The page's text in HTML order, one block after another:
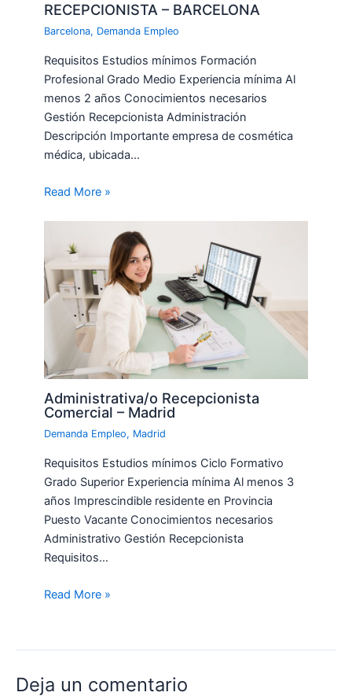
RECEPCIONISTA – BARCELONA
Barcelona, Demanda Empleo
Requisitos Estudios mínimos Formación
Profesional Grado Medio Experiencia mínima Al
menos 2 años Conocimientos necesarios
Gestión Recepcionista Administración
Descripción Importante empresa de cosmética
médica, ubicada…
Read More »
Administrativa/o Recepcionista
Comercial – Madrid
Demanda Empleo, Madrid
Requisitos Estudios mínimos Ciclo Formativo
Grado Superior Experiencia mínima Al menos 3
años Imprescindible residente en Provincia
Puesto Vacante Conocimientos necesarios
Administrativo Gestión Recepcionista
Requisitos…
Read More »
Deja un comentario